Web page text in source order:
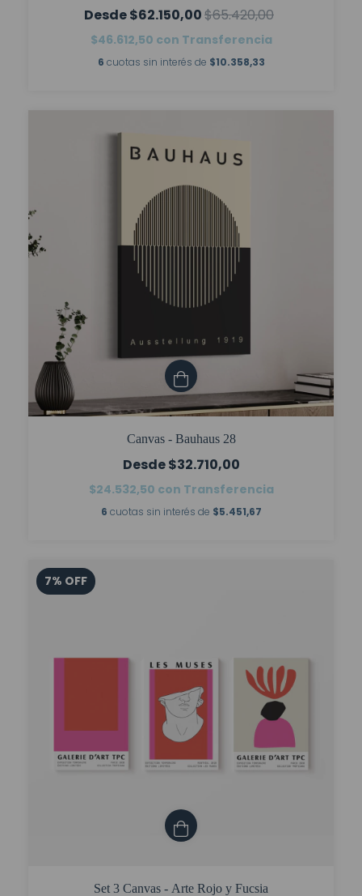
$62.150,00$65.420,00
$46.612,50 con Transferencia
6 cuotas sin interés de $10.358,33
Canvas - Bauhaus 28
$32.710,00
$24.532,50 con Transferencia
6 cuotas sin interés de $5.451,67
7% OFF
Set 3 Canvas - Arte Rojo y Fucsia